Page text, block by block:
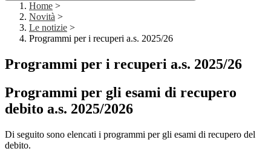
Home >
Novità >
Le notizie >
Programmi per i recuperi a.s. 2025/26
Programmi per i recuperi a.s. 2025/26
Programmi per gli esami di recupero
debito a.s. 2025/2026
Di seguito sono elencati i programmi per gli esami di recupero del
debito.